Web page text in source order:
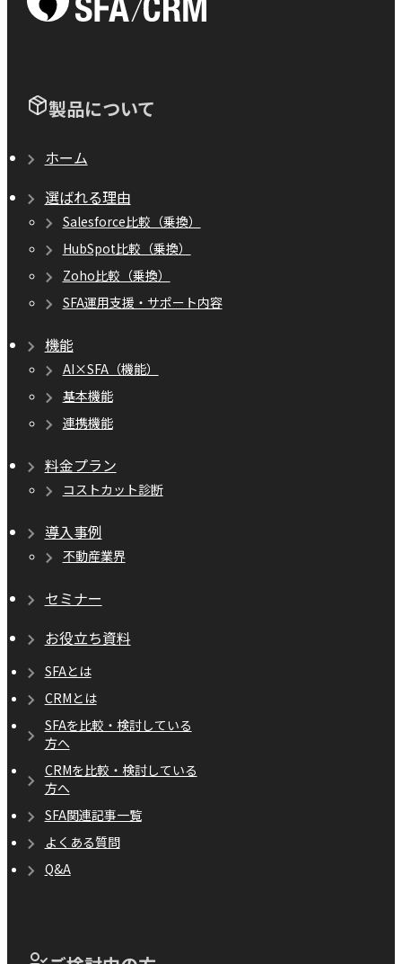
製品について
ホーム
選ばれる理由
Salesforce比較（乗換）
HubSpot比較（乗換）
Zoho比較（乗換）
SFA運用支援・サポート内容
機能
AI×SFA（機能）
基本機能
連携機能
料金プラン
コストカット診断
導入事例
不動産業界
セミナー
お役立ち資料
SFAとは
CRMとは
SFAを比較・検討している
方へ
CRMを比較・検討している
方へ
SFA関連記事一覧
よくある質問
Q&A